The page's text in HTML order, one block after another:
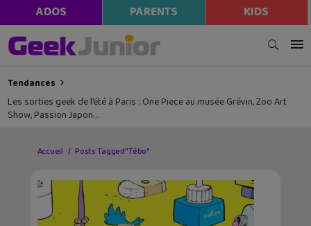
ADOS PARENTS KIDS
Tendances
Les sorties geek de l’été à Paris : One Piece au musée Grévin, Zoo Art
Show, Passion Japon…
Accueil Posts Tagged "Tébo"